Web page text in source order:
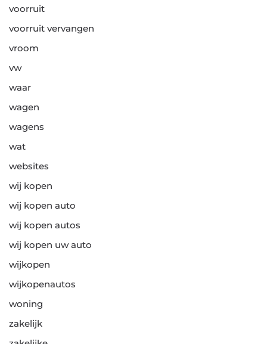
voorruit
voorruit vervangen
vroom
vw
waar
wagen
wagens
wat
websites
wij kopen
wij kopen auto
wij kopen autos
wij kopen uw auto
wijkopen
wijkopenautos
woning
zakelijk